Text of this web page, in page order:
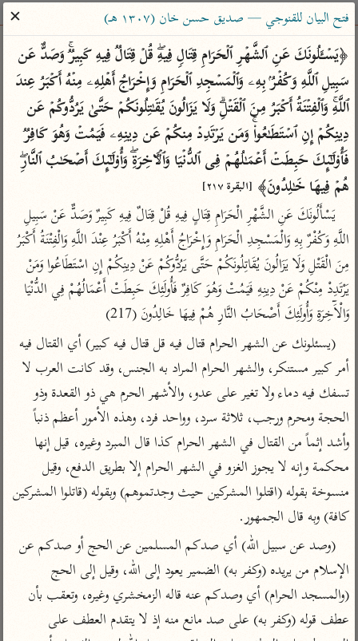
ساهم معنا في نشر القرآن والعلم الشرعي
الباحث القرآني
بحث تفسير علوم مصاحف معاجم
Type 2 or more characters for results.
Type 1 or more
characters for results.
أمّهات
تفسير الطبري
تفسير ابن كثير
تفسير القرطبي
تفسير البغوي
جمع الأقوال
تفسير ابن الجوزي
تفسير الماوردي
منتقاة
تفسير ابن القيم
تفسير ابن تيمية
عامّة
تفسير السمعاني
تفسير مكّي
عامّة
فتح البيان للقنوجي
فتح القدير للشوكاني
تفسير ابن جزي
موسوعات
تفسير الآلوسي
تفسير الرازي
أخرى
أضواء البيان
نظم الدرر للبقاعي
لغة وبلاغة
التحرير والتنوير
المحرر الوجيز لابن
عطية
معاصرة
الميسر
المختصر في
التفسير
تفسير السعدي
أيسر التفاسير
القرآن – تدبر وعمل
تفسير ابن عثيمين
مركَّزة العبارة
تفسير الجلالين
جامع البيان للإيجي
تفسير النسفي
الوجيز للواحدي
تفسير ابن أبي زمنين
فتح البيان للقنوجي — صديق حسن خان (١٣٠٧ هـ)
✕
دِینِكُمۡ إِنِ ٱسۡتَطَـٰعُوا۟ۚ وَمَن یَرۡتَدِدۡ مِنكُمۡ عَن دِینِهِۦ فَیَمُتۡ وَهُوَ كَافِرࣱ
فَأُو۟لَـٰۤىِٕكَ حَبِطَتۡ أَعۡمَـٰلُهُمۡ فِی ٱلدُّنۡیَا وَٱلۡـَٔاخِرَةِۖ وَأُو۟لَـٰۤىِٕكَ أَصۡحَـٰبُ ٱلنَّارِۖ
هُمۡ فِیهَا خَـٰلِدُونَ﴾ [البقرة ٢١٧]
اللَّهِ وَكُفْرٌ بِهِ وَالْمَسْجِدِ الْحَرَامِ وَإِخْرَاجُ أَهْلِهِ مِنْهُ أَكْبَرُ عِنْدَ اللَّهِ وَالْفِتْنَةُ أَكْبَرُ
وَالْآَخِرَةِ وَأُولَئِكَ أَصْحَابُ النَّارِ هُمْ فِيهَا خَالِدُونَ (217)
تسفك فيه دماء ولا تغير على عدو، والأشهر الحرم هي ذو القعدة وذو
الحجة ومحرم ورجب، ثلاثة سرد، وواحد فرد، وهذه الأمور أعظم ذنباً
كافة) وبه قال الجمهور.